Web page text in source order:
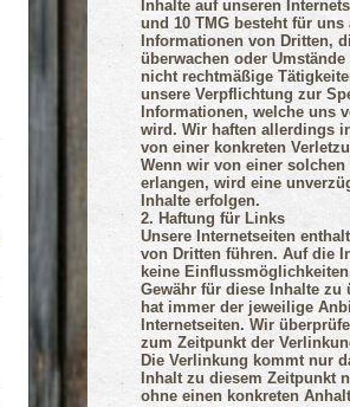
Inhalte auf unseren
und 10 TMG besteht für
Informationen von Dritten,
überwachen oder
nicht rechtmäßige
unsere Verpflichtung zur
Informationen, welche uns
wird. Wir haften allerdings
von einer konkreten
Wenn wir von einer
erlangen, wird eine
Inhalte erfolgen.
2. Haftung für Links
Unsere Internetseiten
von Dritten führen. Auf die
keine
Gewähr für diese Inhalte zu
hat immer der jeweilige
Internetseiten. Wir
zum Zeitpunkt der
Die Verlinkung kommt nur
Inhalt zu diesem Zeitpunkt
ohne einen konkreten